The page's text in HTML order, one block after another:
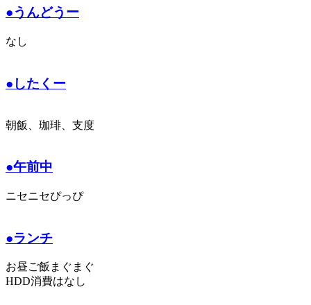
●うんどうー
なし
●したくー
朝飯、珈琲、支度
●午前中
ニセニセぴっぴ
●ランチ
お昼ご飯まぐまぐ
HDD消費はなし